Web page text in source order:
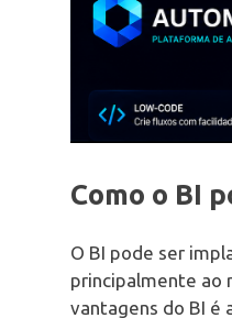
Como o BI
O BI pode ser
principalmente ao
vantagens do BI é